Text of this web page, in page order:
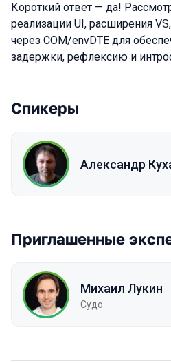
Короткий ответ — да!
реализации UI, расширения
через COM/envDTE для
задержки, рефлексию и
Спикеры
Александр
Приглашенные
Михаил Лукин
Судо